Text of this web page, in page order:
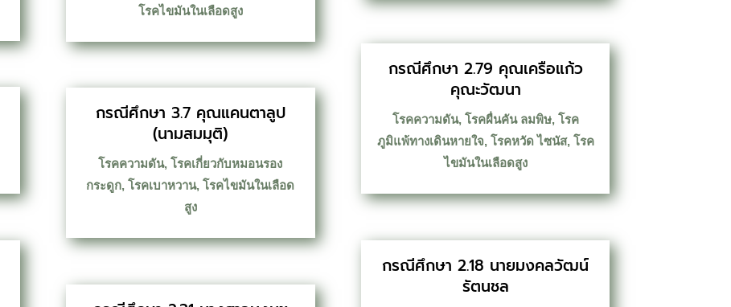
โรคไขมันในเลือดสูง
กรณีศึกษา 3.7 คุณแคนตาลูป
(นามสมมุติ)
โรคความดัน,โรคเกี่ยวกับหมอนรอง
กระดูก,โรคเบาหวาน,โรคไขมันในเลือด
สูง
กรณีศึกษา 2.79 คุณเครือแก้ว
คุณะวัฒนา
โรคความดัน, โรคผื่นคัน ลมพิษ, โรค
ภูมิแพ้ทางเดินหายใจ, โรคหวัด ไซนัส, โรค
ไขมันในเลือดสูง
กรณีศึกษา 2.18 นายมงคลวัฒน์
รัตนชล